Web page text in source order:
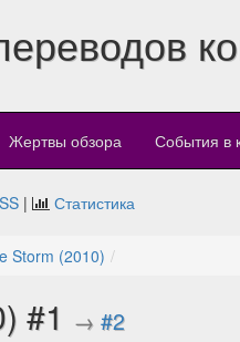
Жертвы обзора События в
| Статистика
Storm (2010)
#1 → #2